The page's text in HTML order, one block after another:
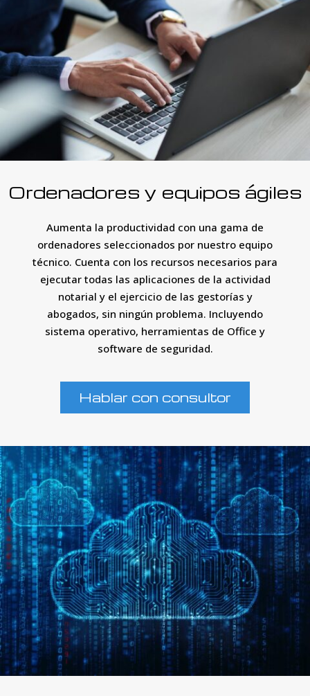
Ordenadores y equipos ágiles
Aumenta la productividad con una gama de
ordenadores seleccionados por nuestro equipo
técnico. Cuenta con los recursos necesarios para
ejecutar todas las aplicaciones de la actividad
notarial y el ejercicio de las gestorías y
abogados, sin ningún problema. Incluyendo
sistema operativo, herramientas de Office y
software de seguridad.
Hablar con consultor